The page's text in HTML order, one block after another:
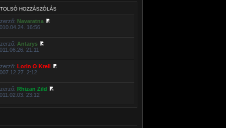
HOZZÁSZÓLÁS
Navaratna
16:56
Antarys
21:11
Lorin O Krell
2:12
Rhizan Zild
23:12